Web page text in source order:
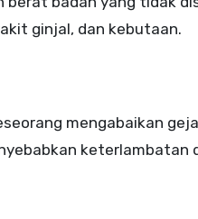
ginjal, dan kebutaan.
mengabaikan